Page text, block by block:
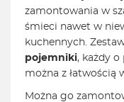
zamontowania w
śmieci nawet w
kuchennych.
pojemniki, każdy
można z łatwością
Można go